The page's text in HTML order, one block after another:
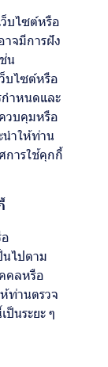
ว็บไซต์หรือ
จมีการฝัง
น
บไซต์หรือ
ำหนดและ
วบคุมหรือ
ำให้ท่าน
การใช้คุกกี้
นไปตาม
คลหรือ
ท่านตรวจ
นระยะ ๆ